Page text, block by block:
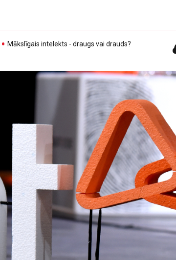
Mākslīgais intelekts - draugs vai drauds?